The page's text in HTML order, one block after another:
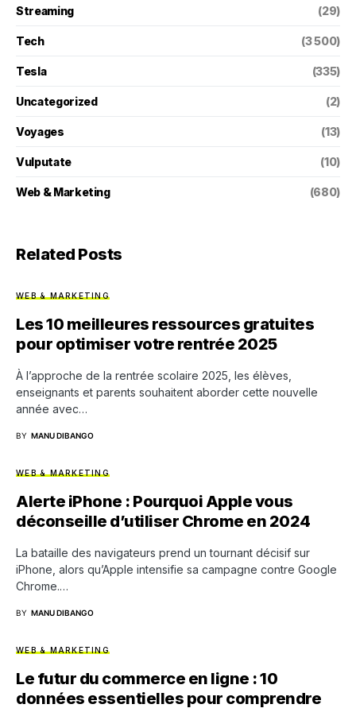
Streaming (29)
Tech (3 500)
Tesla (335)
Uncategorized (2)
Voyages (13)
Vulputate (10)
Web & Marketing (680)
Related Posts
WEB & MARKETING
Les 10 meilleures ressources gratuites
pour optimiser votre rentrée 2025
À l’approche de la rentrée scolaire 2025, les élèves,
enseignants et parents souhaitent aborder cette nouvelle
année avec…
BY MANU DIBANGO
WEB & MARKETING
Alerte iPhone : Pourquoi Apple vous
déconseille d’utiliser Chrome en 2024
La bataille des navigateurs prend un tournant décisif sur
iPhone, alors qu’Apple intensifie sa campagne contre Google
Chrome.…
BY MANU DIBANGO
WEB & MARKETING
Le futur du commerce en ligne : 10
données essentielles pour comprendre